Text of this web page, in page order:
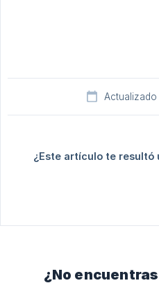
¿Este artículo te resultó
¿No